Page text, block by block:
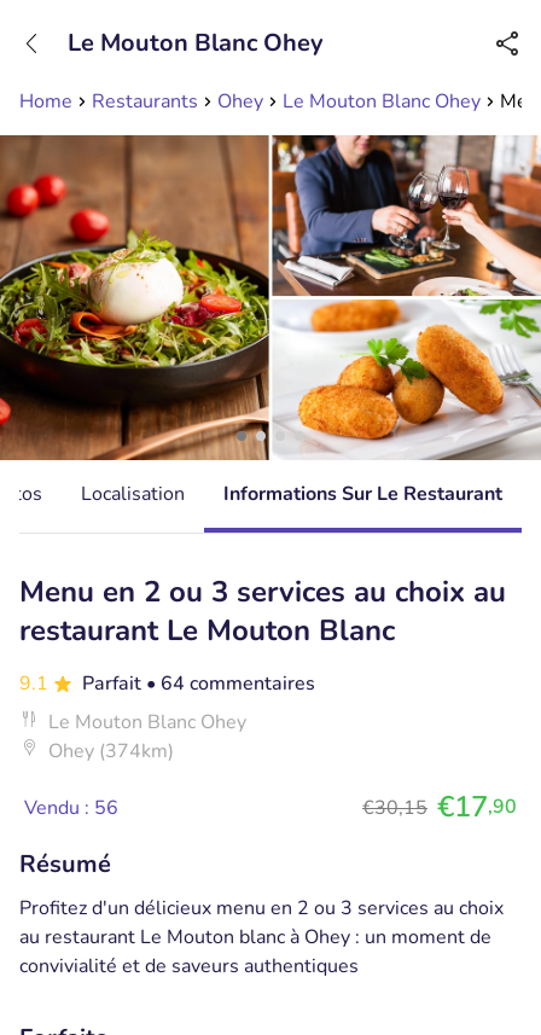
Disponible jusqu'à 23:00 heures
Home Restaurants Ohey Le Mouton Blanc Ohey
Le Mouton Blanc Ohey
Localisation Informations Sur Le Restaurant
Menu en 2 ou 3 services au choix au
restaurant Le Mouton Blanc
9.1 Parfait • 64 commentaires
Le Mouton Blanc Ohey
Ohey (374km)
Vendu : 56 €30,15 €17,90
Résumé
Profitez d'un délicieux menu en 2 ou 3 services au choix
au restaurant Le Mouton blanc à Ohey : un moment de
convivialité et de saveurs authentiques